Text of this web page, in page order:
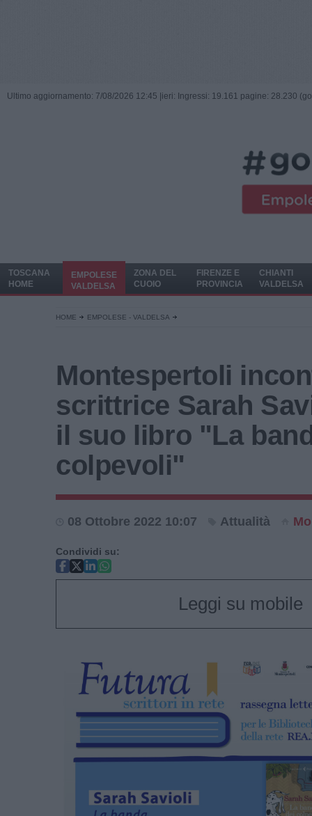
Ultimo aggiornamento: 7/08/2026 12:45 | ieri: Ingressi: 19.161 pagine: 28.230
TOSCANA
HOME
EMPOLESE
VALDELSA
ZONA DEL
CUOIO
FIRENZE E
PROVINCIA
CHIANTI
VALDELSA
HOME EMPOLESE - VALDELSA
Montespertoli
scrittrice Sarah
il suo libro "La
colpevoli"
08 Ottobre 2022 10:07 Attualità
Condividi su:
Leggi su mobile